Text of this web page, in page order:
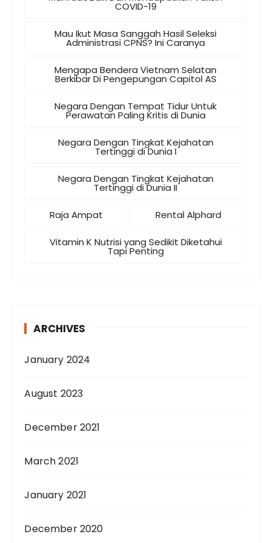
COVID-19
Mau Ikut Masa Sanggah Hasil Seleksi
Administrasi CPNS? Ini Caranya
Mengapa Bendera Vietnam Selatan
Berkibar Di Pengepungan Capitol AS
Negara Dengan Tempat Tidur Untuk
Perawatan Paling Kritis di Dunia
Negara Dengan Tingkat Kejahatan
Tertinggi di Dunia I
Negara Dengan Tingkat Kejahatan
Tertinggi di Dunia II
Raja Ampat Rental Alphard
Vitamin K Nutrisi yang Sedikit Diketahui
Tapi Penting
ARCHIVES
January 2024
August 2023
December 2021
March 2021
January 2021
December 2020